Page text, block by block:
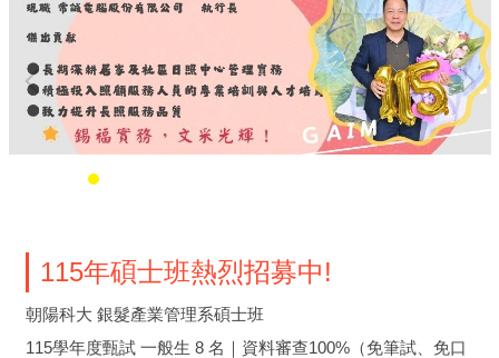
115年碩士班熱烈招募中!
朝陽科大 銀髮產業管理系碩士班
115學年度甄試 一般生 8 名｜資料審查100%（免筆試、免口